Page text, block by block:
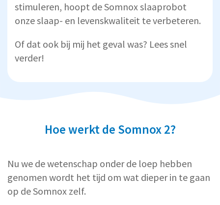
stimuleren, hoopt de Somnox slaaprobot
onze slaap- en levenskwaliteit te verbeteren.
Of dat ook bij mij het geval was? Lees snel
verder!
Hoe werkt de Somnox 2?
Nu we de wetenschap onder de loep hebben
genomen wordt het tijd om wat dieper in te gaan
op de Somnox zelf.